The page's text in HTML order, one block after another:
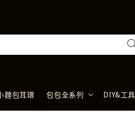
麵包耳環 包包全系列 DIY&工具